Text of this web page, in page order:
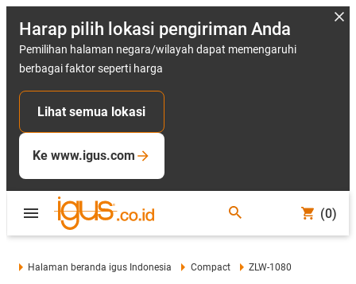
Harap pilih lokasi pengiriman Anda
Pemilihan halaman negara/wilayah dapat memengaruhi
berbagai faktor seperti harga
Lihat semua lokasi
Ke www.igus.com
(0)
Halaman beranda igus Indonesia Compact ZLW-1080